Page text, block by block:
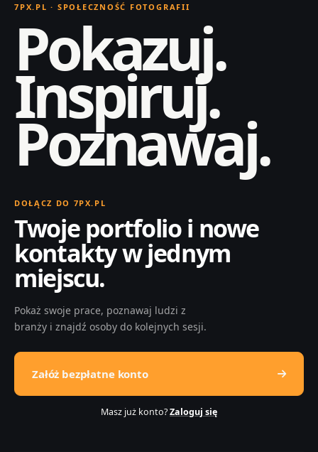
7PX.PL · SPOŁECZNOŚĆ FOTOGRAFII
Pokazuj.
Inspiruj.
Poznawaj.
DOŁĄCZ DO 7PX.PL
Twoje portfolio i nowe
kontakty w jednym
miejscu.
Pokaż swoje prace, poznawaj ludzi z
branży i znajdź osoby do kolejnych sesji.
Załóż bezpłatne konto
Masz już konto?Zaloguj się